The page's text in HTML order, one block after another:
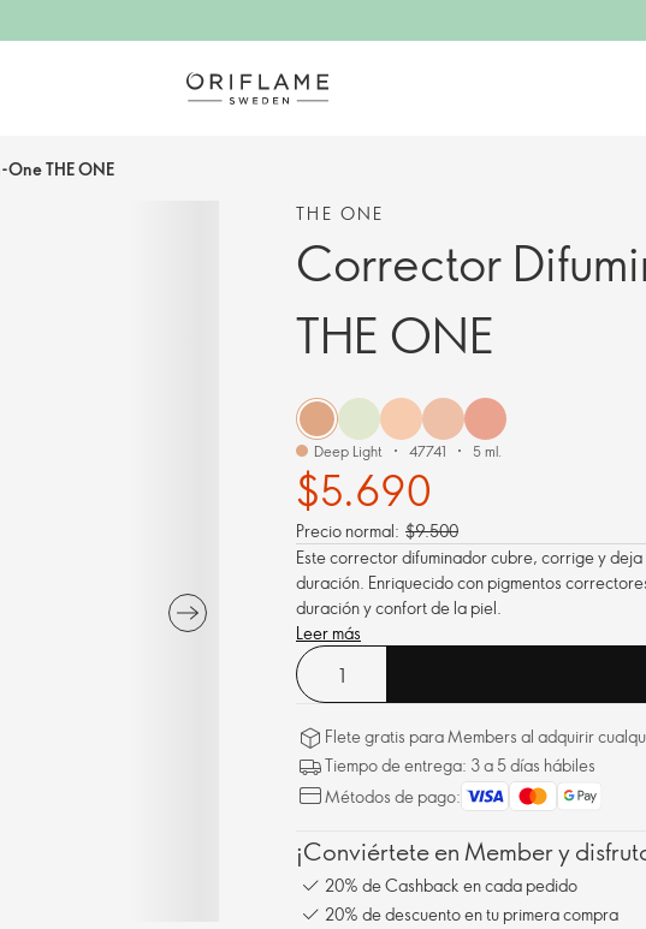
THE ONE
THE ONE
Corrector
THE ONE
Deep Light 47741 5 ml.
$5.690
Precio normal: $9.500
Este corrector difuminador cubre, corrige y
duración. Enriquecido con pigmentos
duración y confort de la piel.
Leer más
Flete gratis para Members al adquirir
Tiempo de entrega: 3 a 5 días hábiles
Métodos de pago:
¡Conviértete en Member y
20% de Cashback en cada pedido
20% de descuento en tu primera compra